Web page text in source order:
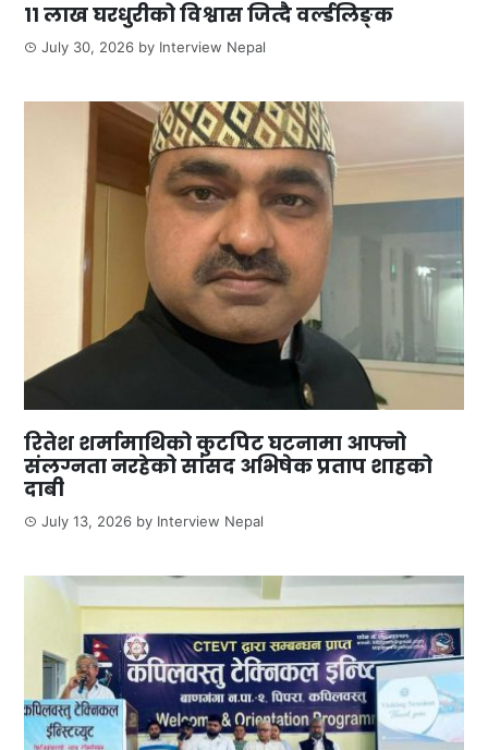
११ लाख घरधुरीको विश्वास जित्दै वर्ल्डलिङ्क
July 30, 2026 by Interview Nepal
रितेश शर्मामाथिको कुटपिट घटनामा आफ्नो
संलग्नता नरहेको सांसद अभिषेक प्रताप शाहको
दाबी
July 13, 2026 by Interview Nepal